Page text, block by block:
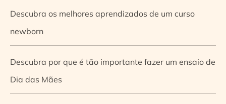
Descubra os melhores aprendizados de um curso
newborn
Descubra por que é tão importante fazer um ensaio de
Dia das Mães